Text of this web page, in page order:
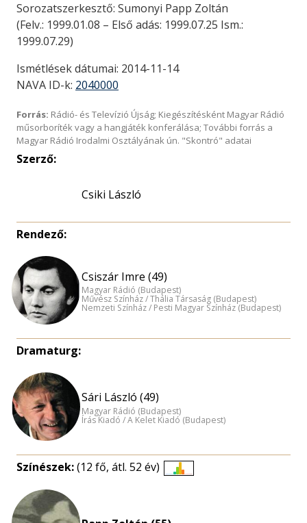
Sorozatszerkesztő: Sumonyi Papp Zoltán
(Felv.: 1999.01.08 – Első adás: 1999.07.25 Ism.:
1999.07.29)
Ismétlések dátumai: 2014-11-14
NAVA ID-k: 2040000
Forrás: Rádió- és Televízió Újság; Kiegészítésként Magyar Rádió
műsorboríték vagy a hangjáték konferálása; További forrás a
Magyar Rádió Irodalmi Osztályának ún. "Skontró" adatai
Szerző:
Csiki László
Rendező:
Csiszár Imre (49)
Magyar Rádió (Budapest)
Művész Színház / Thália Társaság (Budapest)
Nemzeti Színház / Pesti Magyar Színház (Budapest)
Dramaturg:
Sári László (49)
Magyar Rádió (Budapest)
Írás Kiadó / A Kelet Kiadó (Budapest)
Színészek:(12 fő, átl. 52 év)